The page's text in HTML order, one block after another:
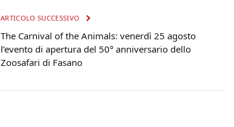
ARTICOLO SUCCESSIVO
The Carnival of the Animals: venerdì 25 agosto
l’evento di apertura del 50° anniversario dello
Zoosafari di Fasano